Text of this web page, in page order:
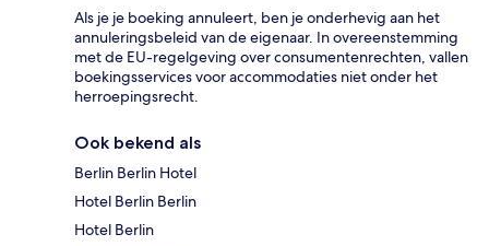
Als je je boeking annuleert, ben je onderhevig aan het
annuleringsbeleid van de eigenaar. In overeenstemming
met de EU-regelgeving over consumentenrechten, vallen
boekingsservices voor accommodaties niet onder het
herroepingsrecht.
Ook bekend als
Berlin Berlin Hotel
Hotel Berlin Berlin
Hotel Berlin